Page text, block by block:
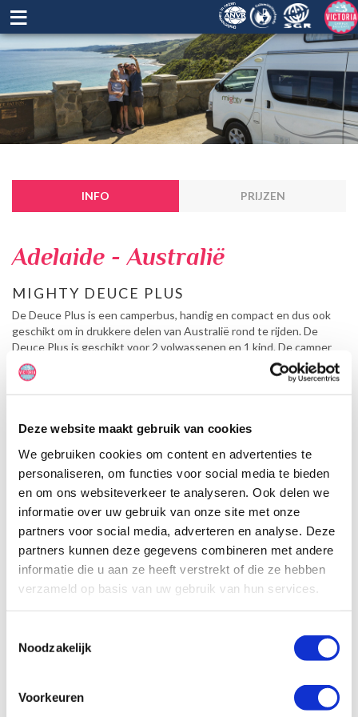
Deze website maakt gebruik van cookies
We gebruiken cookies om content en advertenties te
personaliseren, om functies voor social media te bieden
en om ons websiteverkeer te analyseren. Ook delen we
informatie over uw gebruik van onze site met onze
partners voor social media, adverteren en analyse. Deze
partners kunnen deze gegevens combineren met andere
informatie die u aan ze heeft verstrekt of die ze hebben
verzameld op basis van uw gebruik van hun services.
Noodzakelijk
Voorkeuren
≡
INFO PRIJZEN
Adelaide - Australië
MIGHTY DEUCE PLUS
De Deuce Plus is een camperbus, handig en compact en dus ook
geschikt om in drukkere delen van Australië rond te rijden. De
Deuce Plus is geschikt voor 2 volwassenen en 1 kind. De camper
heeft een bed-dinette voor 2 personen en een stoel die kan
worden omgebouwd tot bed voor een kind. In het voertuig is een
klein keukentje aanwezig en een douche/toiletcabine.